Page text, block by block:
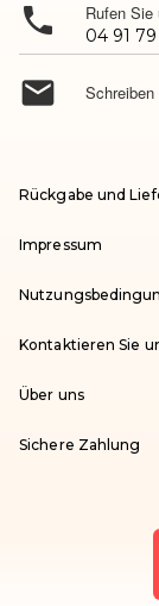
 Rufen Sie
04 91 79

Rückgabe und
Impressum
Kontaktieren Sie
Über uns
Sichere Zahlung